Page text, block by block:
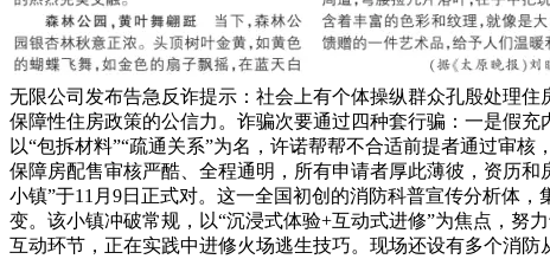
无限公司发布告急反诈提示：社会上有个体操纵群众孔殷处理
保障性住房政策的公信力。诈骗次要通过四种套行骗：一是假充
以“包拆材料”“疏通关系”为名，许诺帮帮不合适前提者通过审
保障房配售审核严酷、全程通明，所有申请者厚此薄彼，资历
小镇”于11月9日正式对。这一全国初创的消防科普宣传分析体
变。该小镇冲破常规，以“沉浸式体验+互动式进修”为焦点，努
互动环节，正在实践中进修火场逃生技巧。现场还设有多个消